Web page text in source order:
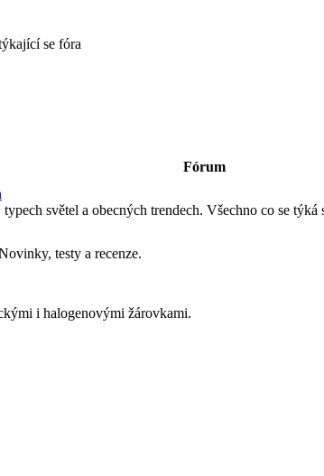
se fóra
Fórum
světel a obecných trendech. Všechno co se
testy a recenze.
i halogenovými žárovkami.